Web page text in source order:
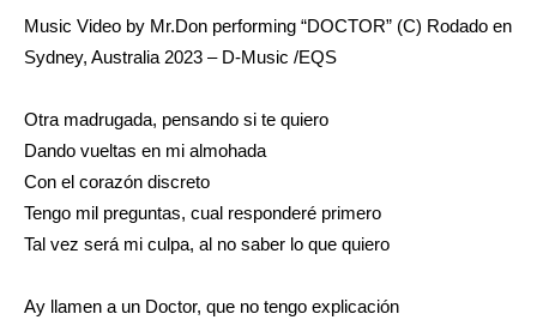
Music Video by Mr.Don performing “DOCTOR” (C) Rodado en
Sydney, Australia 2023 – D-Music /EQS
Otra madrugada, pensando si te quiero
Dando vueltas en mi almohada
Con el corazón discreto
Tengo mil preguntas, cual responderé primero
Tal vez será mi culpa, al no saber lo que quiero
Ay llamen a un Doctor, que no tengo explicación